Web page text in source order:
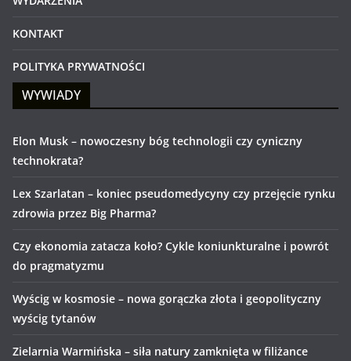
KONTAKT
POLITYKA PRYWATNOŚCI
WYWIADY
Elon Musk – nowoczesny bóg technologii czy cyniczny
technokrata?
Lex Szarlatan – koniec pseudomedycyny czy przejęcie rynku
zdrowia przez Big Pharma?
Czy ekonomia zatacza koło? Cykle koniunkturalne i powrót
do pragmatyzmu
Wyścig w kosmosie – nowa gorączka złota i geopolityczny
wyścig tytanów
Zielarnia Warmińska – siła natury zamknięta w filiżance